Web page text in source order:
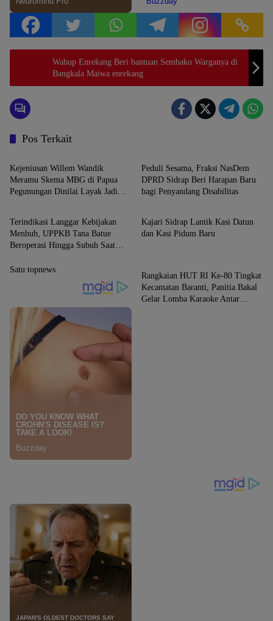
Wabup Enrekang Beri bantuan Sembako Warganya di
Bangkala Maiwa enrekang
Pos Terkait
News
Kejeniusan Willem Wandik
Meramu Skema MBG di Papua
Pegunungan Dinilai Layak Jadi
Peduli Sesama, Fraksi NasDem
DPRD Sidrap Beri Harapan Baru
bagi Penyandang Disabilitas
News
Terindikasi Langgar Kebijakan
Menhub, UPPKB Tana Batue
Beroperasi Hingga Subuh Saat
Berlangsung
News
Kajari Sidrap Lantik Kasi Datun
dan Kasi Pidum Baru
Satu topnews
Rangkaian HUT RI Ke-80 Tingkat
Kecamatan Baranti, Panitia Bakal
Gelar Lomba Karaoke Antar